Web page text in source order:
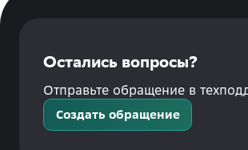
Остались вопросы?
Отправьте обращение в
Создать обращение